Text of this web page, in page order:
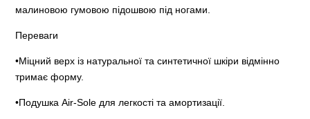
малиновою гумовою підошвою під ногами.
Переваги
•Міцний верх із натуральної та синтетичної шкіри відмінно
тримає форму.
•Подушка Air-Sole для легкості та амортизації.